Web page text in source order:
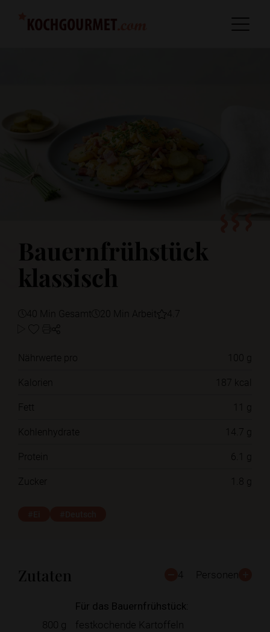
Bauernfrühstück
klassisch
40 Min Gesamt 20 Min Arbeit 4.7
Nährwerte pro
100 g
Kalorien
187 kcal
Fett
11 g
Kohlenhydrate
14.7 g
Protein
6.1 g
Zucker
1.8 g
Zutaten 4 Personen
Für das Bauernfrühstück:
800 g
festkochende Kartoffeln